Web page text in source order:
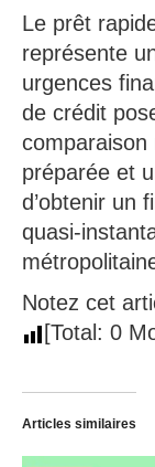
Le prêt
représente
urgences
de crédit
comparaison
préparée et
d’obtenir un
quasi-
Notez cet
[Total: 0
Articles similaires